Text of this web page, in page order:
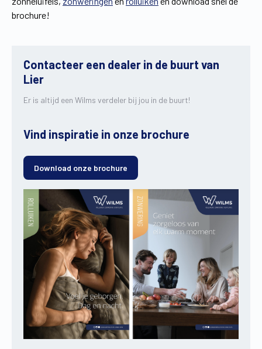
brochure!
Contacteer een dealer in de buurt van
Lier
Er is altijd een Wilms verdeler bij jou in de buurt!
Vind inspiratie in onze brochure
Download onze brochure